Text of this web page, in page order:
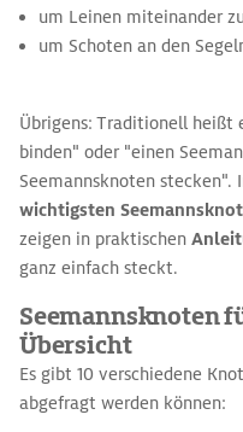
um Leinen miteinander
um Schoten an den
Übrigens: Traditionell heißt
binden" oder "einen
Seemannsknoten stecken".
wichtigsten
zeigen in praktischen
ganz einfach steckt.
Seemannsknoten
Übersicht
Es gibt 10 verschiedene
abgefragt werden können: